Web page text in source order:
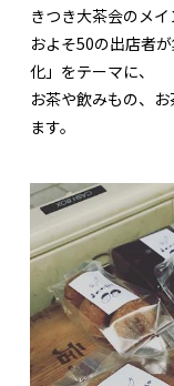
きつき大茶会のメイ
およそ50の出店者
化」をテーマに、
お茶や飲みもの、
ます。